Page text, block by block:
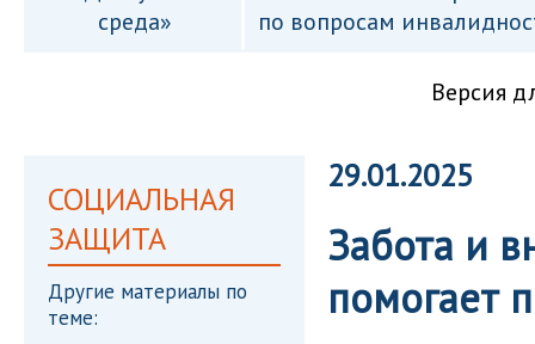
среда»
по вопросам
Версия
СОЦИАЛЬНАЯ
ЗАЩИТА
Другие материалы по
теме:
29.01.2025
Забота и
помогает